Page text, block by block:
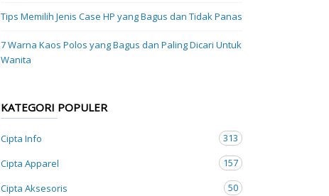
Tips Memilih Jenis Case HP yang Bagus dan Tidak Panas
7 Warna Kaos Polos yang Bagus dan Paling Dicari Untuk
Wanita
KATEGORI POPULER
Cipta Info
313
Cipta Apparel
157
Cipta Aksesoris
50